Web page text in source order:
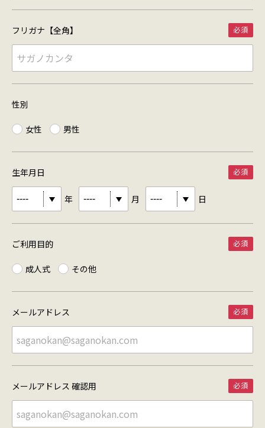
フリガナ【全角】
性別
女性 男性
生年月日
年 月 日
ご利用目的
成人式 その他
メールアドレス
メールアドレス 確認用